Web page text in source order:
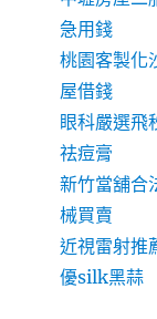
急用錢
桃園客製化
屋借錢
眼科嚴選飛
祛痘膏
新竹當舖合
械買賣
近視雷射推
優silk黑蒜